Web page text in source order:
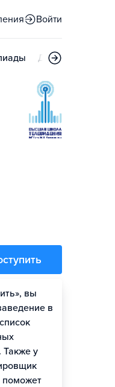
Войти
Дни открытых
вы
в
Также у
поможет